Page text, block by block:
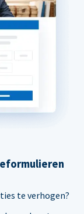
te verhogen?